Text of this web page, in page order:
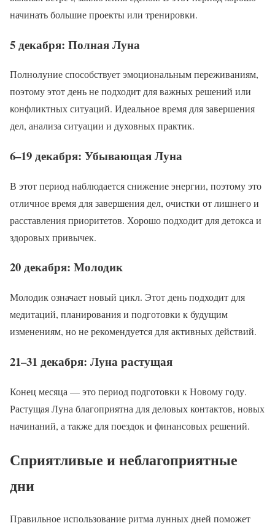
начинать большие проекты или тренировки.
5 декабря: Полная Луна
Полнолуние способствует эмоциональным переживаниям,
поэтому этот день не подходит для важных решений или
конфликтных ситуаций. Идеальное время для завершения
дел, анализа ситуации и духовных практик.
6–19 декабря: Убывающая Луна
В этот период наблюдается снижение энергии, поэтому это
отличное время для завершения дел, очистки от лишнего и
расставления приоритетов. Хорошо подходит для детокса и
здоровых привычек.
20 декабря: Молодик
Молодик означает новый цикл. Этот день подходит для
медитаций, планирования и подготовки к будущим
изменениям, но не рекомендуется для активных действий.
21–31 декабря: Луна растущая
Конец месяца — это период подготовки к Новому году.
Растущая Луна благоприятна для деловых контактов, новых
начинаний, а также для поездок и финансовых решений.
Сприятливые и неблагоприятные
дни
Правильное использование ритма лунных дней поможет